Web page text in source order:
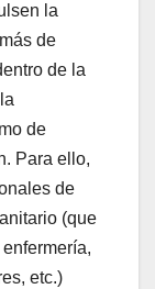
la
de
de la
de
Para ello,
de
(que
etc.)